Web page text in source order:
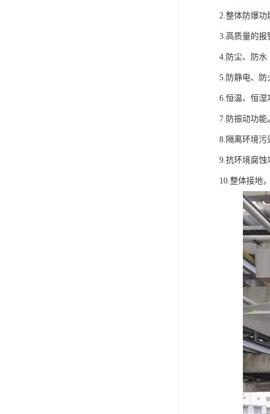
2.整体防爆功
3.高质量的报
4.防尘、防水
5.防静电、防
6.恒温、恒湿
7.防振动功能
8.隔离环境污
9.抗环境腐蚀
10.整体接地